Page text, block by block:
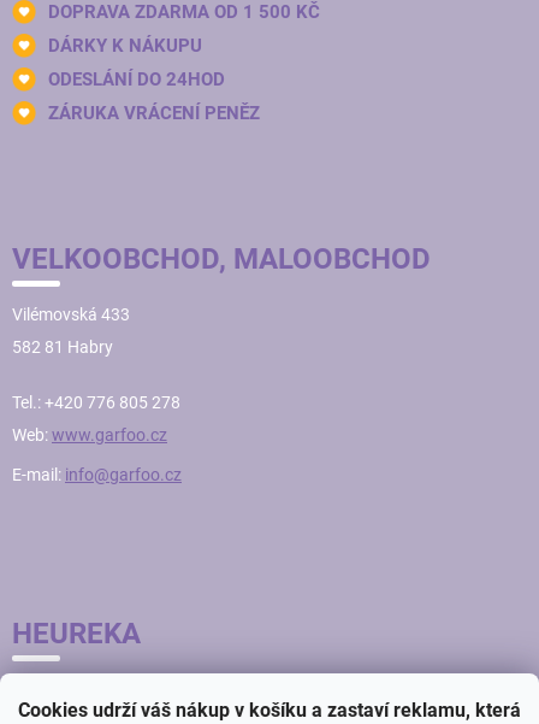
Cookies udrží váš nákup v košíku a zastaví reklamu, která
DOPRAVA ZDARMA OD 1 500 KČ
DÁRKY K NÁKUPU
ODESLÁNÍ DO 24HOD
ZÁRUKA VRÁCENÍ PENĚZ
VELKOOBCHOD, MALOOBCHOD
Vilémovská 433
582 81 Habry
Tel.: +420 776 805 278
Web:www.garfoo.cz
E-mail: info@garfoo.cz
HEUREKA